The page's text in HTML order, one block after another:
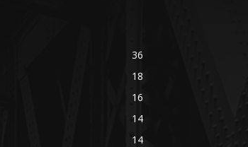
36
18
16
14
14